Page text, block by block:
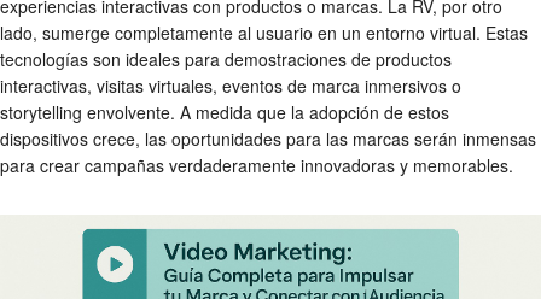
experiencias interactivas con productos o marcas. La RV, por otro
lado, sumerge completamente al usuario en un entorno virtual. Estas
tecnologías son ideales para demostraciones de productos
interactivas, visitas virtuales, eventos de marca inmersivos o
storytelling envolvente. A medida que la adopción de estos
dispositivos crece, las oportunidades para las marcas serán inmensas
para crear campañas verdaderamente innovadoras y memorables.